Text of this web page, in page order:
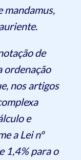
mandamus,
de
ordenação
nos artigos
e
a Lei nº
1,4% para o